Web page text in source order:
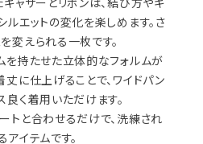
ルエットの変化を楽しめます。さ
変えられる一枚です。
を持たせた立体的なフォルムが
丈に仕上げることで、ワイドパン
良く着用いただけます。
トと合わせるだけで、洗練され
イテムです。